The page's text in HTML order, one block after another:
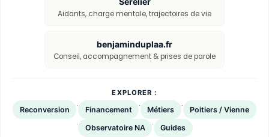
Aidants, charge mentale, trajectoires de vie
benjaminduplaa.fr
Conseil, accompagnement & prises de parole
EXPLORER :
Reconversion · Financement · Métiers · Poitiers / Vienne
· Observatoire NA · Guides